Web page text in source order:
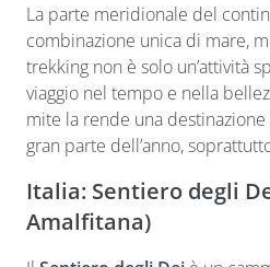
La parte meridionale del
combinazione unica di mare,
trekking non è solo un’attività
viaggio nel tempo e nella
mite la rende una
gran parte dell’anno,
Italia: Sentiero degli
Amalfitana)